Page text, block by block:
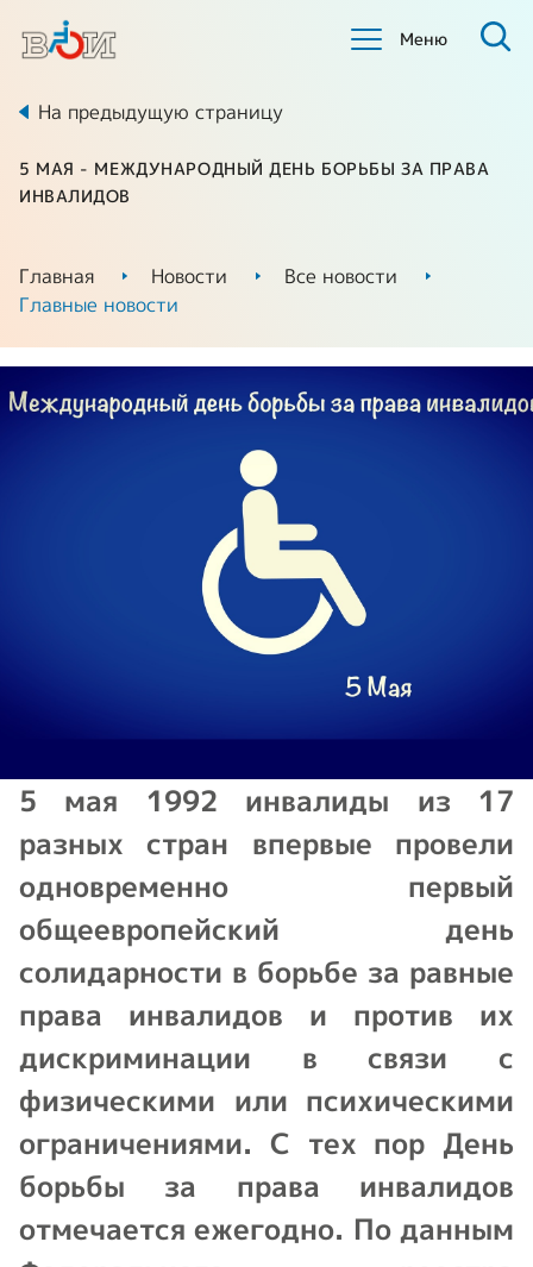
Меню
На предыдущую страницу
5 МАЯ - МЕЖДУНАРОДНЫЙ ДЕНЬ БОРЬБЫ ЗА ПРАВА
ИНВАЛИДОВ
Главная Новости
Все новости
Главные новости
5 мая 1992 инвалиды из 17
разных стран впервые провели
одновременно первый
общеевропейский день
солидарности в борьбе за равные
права инвалидов и против их
дискриминации в связи с
физическими или психическими
ограничениями. С тех пор День
борьбы за права инвалидов
отмечается ежегодно. По данным